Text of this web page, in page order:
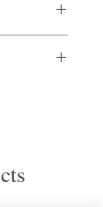
可同時用於
電子郵件